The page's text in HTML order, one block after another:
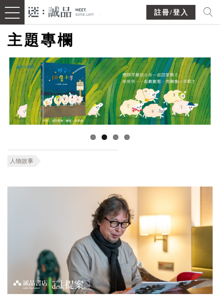
註冊/登入
主題專欄
人物故事